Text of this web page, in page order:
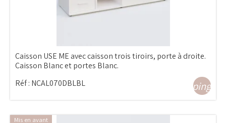
Caisson USE ME avec caisson trois tiroirs, porte à droite.
Caisson Blanc et portes Blanc.
Réf : NCAL070DBLBL
Mis en avant